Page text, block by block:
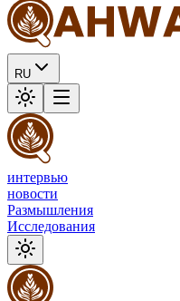
RU
интервью
новости
Размышления
Исследования